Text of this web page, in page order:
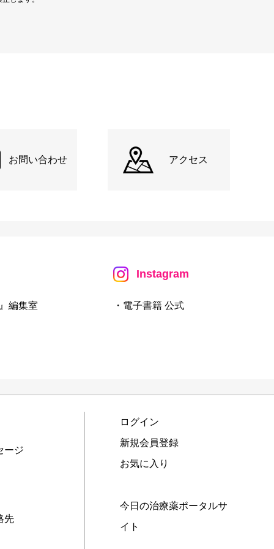
お問い合わせ アクセス
編集室
Instagram
・電子書籍 公式
ージ
先
ログイン
新規会員登録
お気に入り
今日の治療薬ポータルサ
イト